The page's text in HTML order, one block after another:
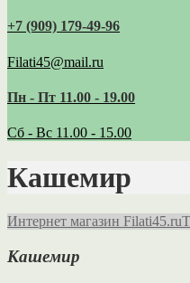
+7 (909) 179‑49-96
Filati45@mail.ru
Пн - Пт 11.00 - 19.00
Сб - Вс 11.00 - 15.00
Кашемир
Интернет магазин Filati45.ru
Кашемир